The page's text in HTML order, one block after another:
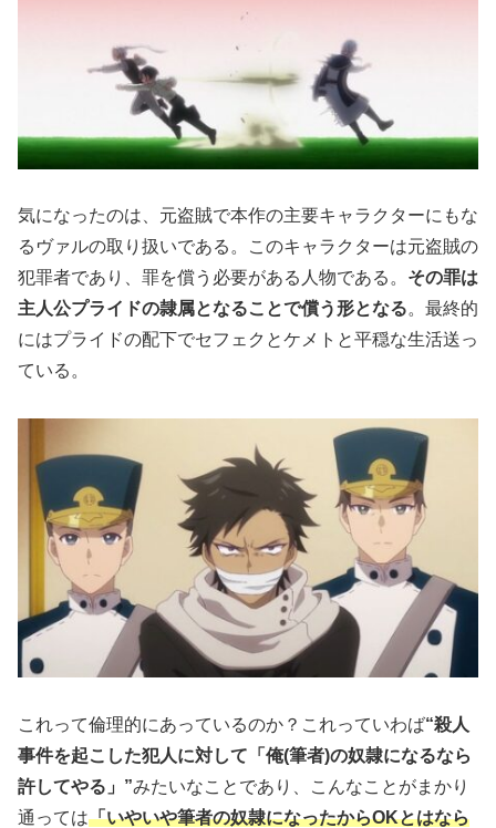
気になったのは、元盗賊で本作の主要キャラクターにもな
るヴァルの取り扱いである。このキャラクターは元盗賊の
犯罪者であり、罪を償う必要がある人物である。 その罪は
主人公プライドの隷属となることで償う形となる。最終的
にはプライドの配下でセフェクとケメトと平穏な生活送っ
ている。
これって倫理的にあっているのか？これっていわば“殺人
事件を起こした犯人に対して「俺(筆者)の奴隷になるなら
許してやる」”みたいなことであり、こんなことがまかり
通っては「いやいや筆者の奴隷になったからOKとはなら